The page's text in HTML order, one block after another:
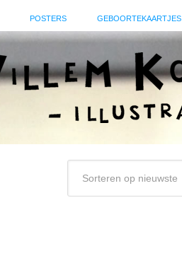
POSTERS GEBOORTEKAARTJES